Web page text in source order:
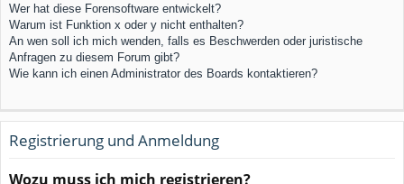
Wer hat diese Forensoftware entwickelt?
Warum ist Funktion x oder y nicht enthalten?
An wen soll ich mich wenden, falls es Beschwerden oder juristische
Anfragen zu diesem Forum gibt?
Wie kann ich einen Administrator des Boards kontaktieren?
Registrierung und Anmeldung
Wozu muss ich mich registrieren?